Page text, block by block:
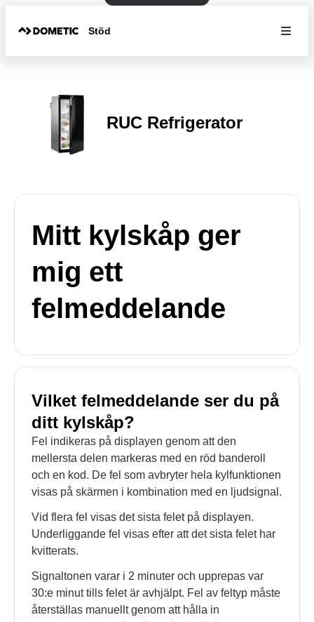
Stöd
RUC Refrigerator
Mitt kylskåp ger
mig ett
felmeddelande
Vilket felmeddelande ser du på
ditt kylskåp?
Fel indikeras på displayen genom att den
mellersta delen markeras med en röd banderoll
och en kod. De fel som avbryter hela kylfunktionen
visas på skärmen i kombination med en ljudsignal.
Vid flera fel visas det sista felet på displayen.
Underliggande fel visas efter att det sista felet har
kvitterats.
Signaltonen varar i 2 minuter och upprepas var
30:e minut tills felet är avhjälpt. Fel av feltyp måste
återställas manuellt genom att hålla in